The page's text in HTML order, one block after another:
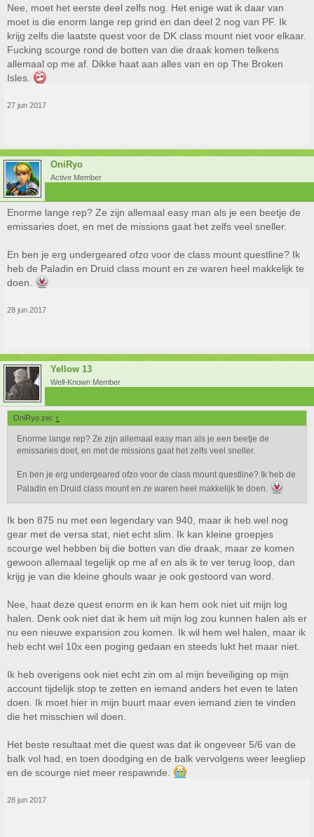
Nee, moet het eerste deel zelfs nog. Het enige wat ik daar van
moet is die enorm lange rep grind en dan deel 2 nog van PF. Ik
krijg zelfs die laatste quest voor de DK class mount niet voor elkaar.
Fucking scourge rond de botten van die draak komen telkens
allemaal op me af. Dikke haat aan alles van en op The Broken
Isles.
27 jun 2017
OniRyo
Active Member
Enorme lange rep? Ze zijn allemaal easy man als je een beetje de
emissaries doet, en met de missions gaat het zelfs veel sneller.
En ben je erg undergeared ofzo voor de class mount questline? Ik
heb de Paladin en Druid class mount en ze waren heel makkelijk te
doen.
28 jun 2017
Yellow 13
Well-Known Member
OniRyo zei: ↑
Enorme lange rep? Ze zijn allemaal easy man als je een beetje de
emissaries doet, en met de missions gaat het zelfs veel sneller.
En ben je erg undergeared ofzo voor de class mount questline? Ik heb de
Paladin en Druid class mount en ze waren heel makkelijk te doen.
Ik ben 875 nu met een legendary van 940, maar ik heb wel nog
gear met de versa stat, niet echt slim. Ik kan kleine groepjes
scourge wel hebben bij die botten van die draak, maar ze komen
gewoon allemaal tegelijk op me af en als ik te ver terug loop, dan
krijg je van die kleine ghouls waar je ook gestoord van word.
Nee, haat deze quest enorm en ik kan hem ook niet uit mijn log
halen. Denk ook niet dat ik hem uit mijn log zou kunnen halen als er
nu een nieuwe expansion zou komen. Ik wil hem wel halen, maar ik
heb echt wel 10x een poging gedaan en steeds lukt het maar niet.
Ik heb overigens ook niet echt zin om al mijn beveiliging op mijn
account tijdelijk stop te zetten en iemand anders het even te laten
doen. Ik moet hier in mijn buurt maar even iemand zien te vinden
die het misschien wil doen.
Het beste resultaat met die quest was dat ik ongeveer 5/6 van de
balk vol had, en toen doodging en de balk vervolgens weer leegliep
en de scourge niet meer respawnde.
28 jun 2017